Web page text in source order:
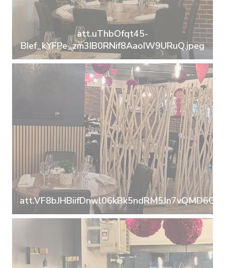
att.uThbOfqt45-
BIef_kYFPe_zm3IB0RNif8AaoIW9URuQ.jpeg